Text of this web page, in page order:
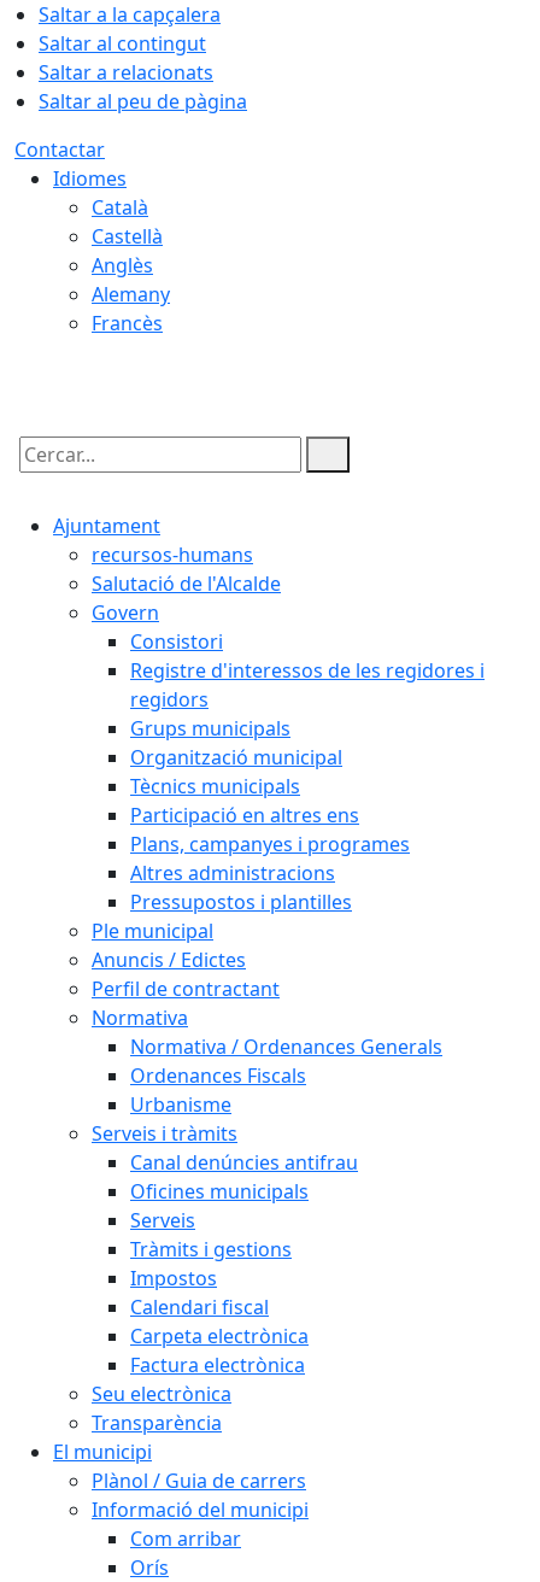
Saltar a la capçalera
Saltar al contingut
Saltar a relacionats
Saltar al peu de pàgina
Contactar
Idiomes
Català
Castellà
Anglès
Alemany
Francès
Cercar:
Ajuntament
recursos-humans
Salutació de l'Alcalde
Govern
Consistori
Registre d'interessos de les regidores i
regidors
Grups municipals
Organització municipal
Tècnics municipals
Participació en altres ens
Plans, campanyes i programes
Altres administracions
Pressupostos i plantilles
Ple municipal
Anuncis / Edictes
Perfil de contractant
Normativa
Normativa / Ordenances Generals
Ordenances Fiscals
Urbanisme
Serveis i tràmits
Canal denúncies antifrau
Oficines municipals
Serveis
Tràmits i gestions
Impostos
Calendari fiscal
Carpeta electrònica
Factura electrònica
Seu electrònica
Transparència
El municipi
Plànol / Guia de carrers
Informació del municipi
Com arribar
Orís